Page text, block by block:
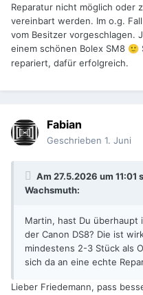
Reparatur nicht möglich oder
vereinbart werden. Im o.g.
vom Besitzer vorgeschlagen.
einem schönen Bolex SM8 🙂
repariert, dafür erfolgreich.
Fabian
Geschrieben 1. Juni
Am 27.5.2026 um 11:01
Wachsmuth:
Martin, hast Du überhaupt
der Canon DS8? Die ist
mindestens 2-3 Stück als
sich da an eine echte
Lieber Friedemann, pass